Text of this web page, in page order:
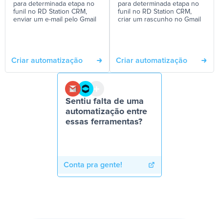
para determinada etapa no
funil no RD Station CRM,
enviar um e-mail pelo Gmail
Criar automatização
para determinada etapa no
funil no RD Station CRM,
criar um rascunho no Gmail
Criar automatização
Sentiu falta de uma
automatização entre
essas ferramentas?
Conta pra gente!